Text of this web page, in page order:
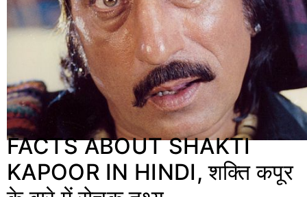
FACTS ABOUT SHAKTI
KAPOOR IN HINDI, शक्ति कपूर